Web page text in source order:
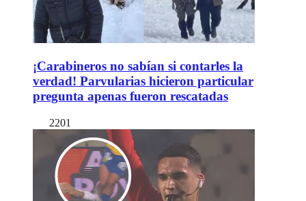
¡Carabineros no sabían si contarles la
verdad! Parvularias hicieron particular
pregunta apenas fueron rescatadas
2201